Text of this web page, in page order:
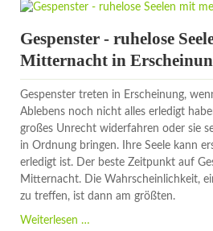
zur
Hinterhältigkeit
Gespenster - ruhelose
Mitternacht in
Gespenster treten in Erscheinung,
Ablebens noch nicht alles erledigt
großes Unrecht widerfahren oder sie
in Ordnung bringen. Ihre Seele kann
erledigt ist. Der beste Zeitpunkt auf
Mitternacht. Die Wahrscheinlichkeit,
zu treffen, ist dann am größten.
Weiterlesen …